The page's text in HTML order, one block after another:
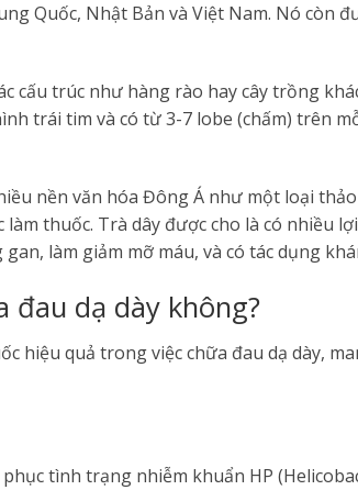
Quốc, Nhật Bản và Việt Nam. Nó còn
cấu trúc như hàng rào hay cây trồng
trái tim và có từ 3-7 lobe (chấm) trên
nền văn hóa Đông Á như một loại thảo
thuốc. Trà dây được cho là có nhiều
làm giảm mỡ máu, và có tác dụng
đau dạ dày không?
hiệu quả trong việc chữa đau dạ dày,
tình trạng nhiễm khuẩn HP